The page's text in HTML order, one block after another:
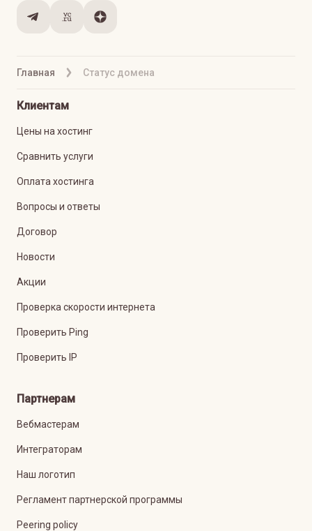
Главная Статус домена
Клиентам
Цены на хостинг
Сравнить услуги
Оплата хостинга
Вопросы и ответы
Договор
Новости
Акции
Проверка скорости интернета
Проверить Ping
Проверить IP
Партнерам
Вебмастерам
Интеграторам
Наш логотип
Регламент партнерской программы
Peering policy